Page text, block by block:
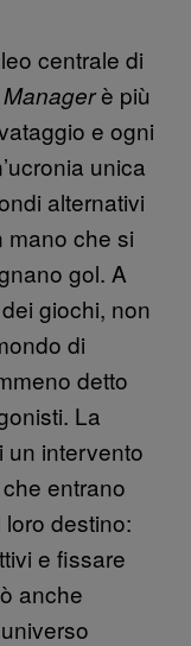
centrale di
è più
e ogni
unica
alternativi
mano che si
gol. A
giochi, non
di
detto
La
un intervento
entrano
destino:
e fissare
anche